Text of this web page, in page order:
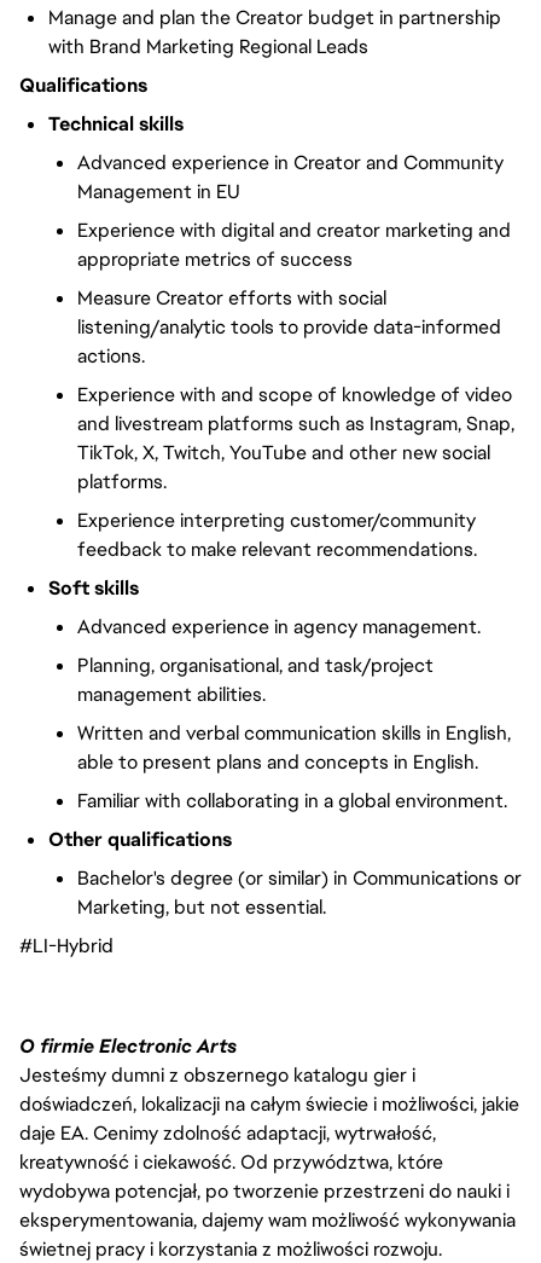
Manage and plan the Creator budget in partnership
with Brand Marketing Regional Leads
Qualifications
Technical skills
Advanced experience in Creator and Community
Management in EU
Experience with digital and creator marketing and
appropriate metrics of success
Measure Creator efforts with social
listening/analytic tools to provide data-informed
actions.
Experience with and scope of knowledge of video
and livestream platforms such as Instagram, Snap,
TikTok, X, Twitch, YouTube and other new social
platforms.
Experience interpreting customer/community
feedback to make relevant recommendations.
Soft skills
Advanced experience in agency management.
Planning, organisational, and task/project
management abilities.
Written and verbal communication skills in English,
able to present plans and concepts in English.
Familiar with collaborating in a global environment.
Other qualifications
Bachelor's degree (or similar) in Communications or
Marketing, but not essential.
#LI-Hybrid
O firmie Electronic Arts
Jesteśmy dumni z obszernego katalogu gier i
doświadczeń, lokalizacji na całym świecie i możliwości, jakie
daje EA. Cenimy zdolność adaptacji, wytrwałość,
kreatywność i ciekawość. Od przywództwa, które
wydobywa potencjał, po tworzenie przestrzeni do nauki i
eksperymentowania, dajemy wam możliwość wykonywania
świetnej pracy i korzystania z możliwości rozwoju.